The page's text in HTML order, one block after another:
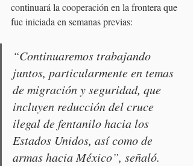
continuará la cooperación en la frontera que
fue iniciada en semanas previas:
“Continuaremos trabajando
juntos, particularmente en temas
de migración y seguridad, que
incluyen reducción del cruce
ilegal de fentanilo hacia los
Estados Unidos, así como de
armas hacia México”, señaló.